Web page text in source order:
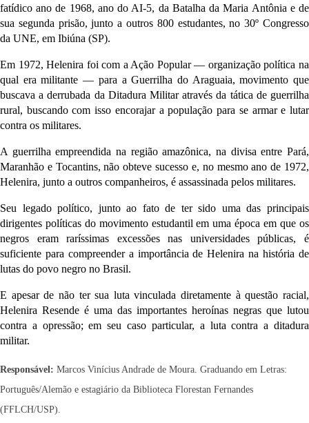
fatídico ano de 1968, ano do AI-5, da Batalha da Maria Antônia e de
sua segunda prisão, junto a outros 800 estudantes, no 30º Congresso
da UNE, em Ibiúna (SP).
Em 1972, Helenira foi com a Ação Popular — organização política na
qual era militante — para a Guerrilha do Araguaia, movimento que
buscava a derrubada da Ditadura Militar através da tática de guerrilha
rural, buscando com isso encorajar a população para se armar e lutar
contra os militares.
A guerrilha empreendida na região amazônica, na divisa entre Pará,
Maranhão e Tocantins, não obteve sucesso e, no mesmo ano de 1972,
Helenira, junto a outros companheiros, é assassinada pelos militares.
Seu legado político, junto ao fato de ter sido uma das principais
dirigentes políticas do movimento estudantil em uma época em que os
negros eram raríssimas excessões nas universidades públicas, é
suficiente para compreender a importância de Helenira na história de
lutas do povo negro no Brasil.
E apesar de não ter sua luta vinculada diretamente à questão racial,
Helenira Resende é uma das importantes heroínas negras que lutou
contra a opressão; em seu caso particular, a luta contra a ditadura
militar.
Responsável: Marcos Vinícius Andrade de Moura. Graduando em Letras:
Português/Alemão e estagiário da Biblioteca Florestan Fernandes
(FFLCH/USP).